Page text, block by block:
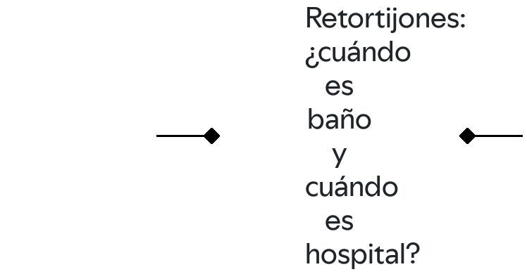
Retortijones:
¿cuándo
es
baño
y
cuándo
es
hospital?